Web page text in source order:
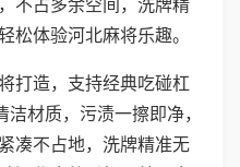
松体验河北麻将乐趣。
打造，支持经典吃碰杠
材质，污渍一擦即净，
凑不占地，洗牌精准无